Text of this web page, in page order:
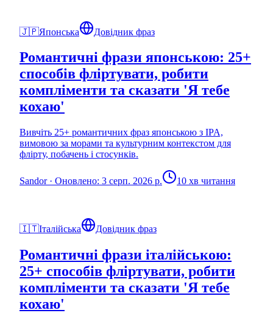
🇯🇵Японська Довідник фраз
Романтичні фрази японською: 25+
способів фліртувати, робити
компліменти та сказати 'Я тебе
кохаю'
Вивчіть 25+ романтичних фраз японською з IPA,
вимовою за морами та культурним контекстом для
флірту, побачень і стосунків.
Sandor· Оновлено: 3 серп. 2026 р. 10 хв читання
🇮🇹Італійська Довідник фраз
Романтичні фрази італійською:
25+ способів фліртувати, робити
компліменти та сказати 'Я тебе
кохаю'